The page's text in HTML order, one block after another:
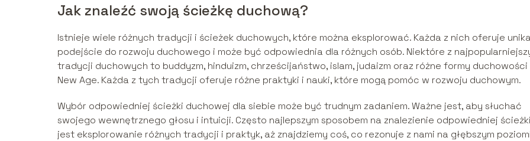
Jak znaleźć swoją ścieżkę duchową?
Istnieje wiele różnych tradycji i ścieżek duchowych, które można eksplorować. Każda z nich oferuje
podejście do rozwoju duchowego i może być odpowiednia dla różnych osób. Niektóre z
tradycji duchowych to buddyzm, hinduizm, chrześcijaństwo, islam, judaizm oraz różne formy duchowości
New Age. Każda z tych tradycji oferuje różne praktyki i nauki, które mogą pomóc w rozwoju duchowym.
Wybór odpowiedniej ścieżki duchowej dla siebie może być trudnym zadaniem. Ważne jest, aby słuchać
swojego wewnętrznego głosu i intuicji. Często najlepszym sposobem na znalezienie odpowiedniej ścieżki
jest eksplorowanie różnych tradycji i praktyk, aż znajdziemy coś, co rezonuje z nami na głębszym